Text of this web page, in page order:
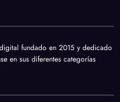
fundado en 2015 y dedicado
en sus diferentes categorías